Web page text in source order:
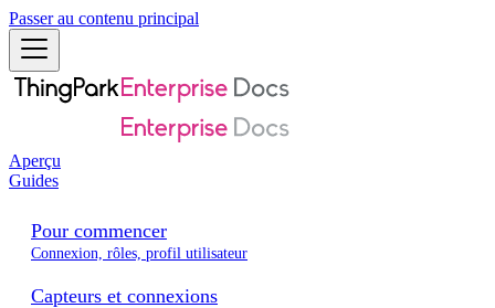
Passer au contenu principal
Aperçu
Guides
Pour commencer
Connexion, rôles, profil utilisateur
Capteurs et connexions